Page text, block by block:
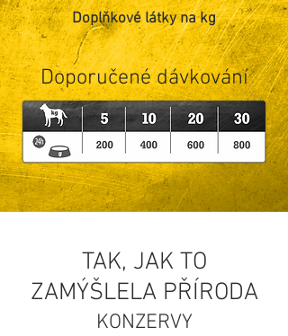
Doplňkové látky na kg
Doporučené dávkování
TAK, JAK TO
ZAMÝŠLELA PŘÍRODA
KONZERVY